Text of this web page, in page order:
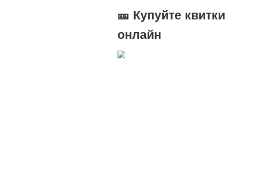
🎫 Купуйте квитки
онлайн